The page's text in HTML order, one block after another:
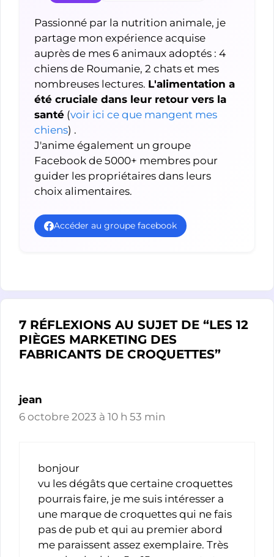
Passionné par la nutrition animale, je
partage mon expérience acquise
auprès de mes 6 animaux adoptés : 4
chiens de Roumanie, 2 chats et mes
nombreuses lectures. L'alimentation a
été cruciale dans leur retour vers la
santé (voir ici ce que mangent mes
chiens) .
J'anime également un groupe
Facebook de 5000+ membres pour
guider les propriétaires dans leurs
choix alimentaires.
Accéder au groupe facebook
7 RÉFLEXIONS AU SUJET DE “LES 12
PIÈGES MARKETING DES
FABRICANTS DE CROQUETTES”
jean
6 octobre 2023 à 10 h 53 min
bonjour
vu les dégâts que certaine croquettes
pourrais faire, je me suis intéresser a
une marque de croquettes qui ne fais
pas de pub et qui au premier abord
me paraissent assez exemplaire. Très